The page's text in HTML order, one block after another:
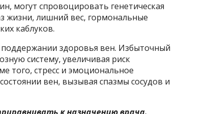
могут спровоцировать генетическая
жизни, лишний вес, гормональные
каблуков.
здоровья вен. Избыточный
систему, увеличивая риск
того, стресс и эмоциональное
вен, вызывая спазмы сосудов и